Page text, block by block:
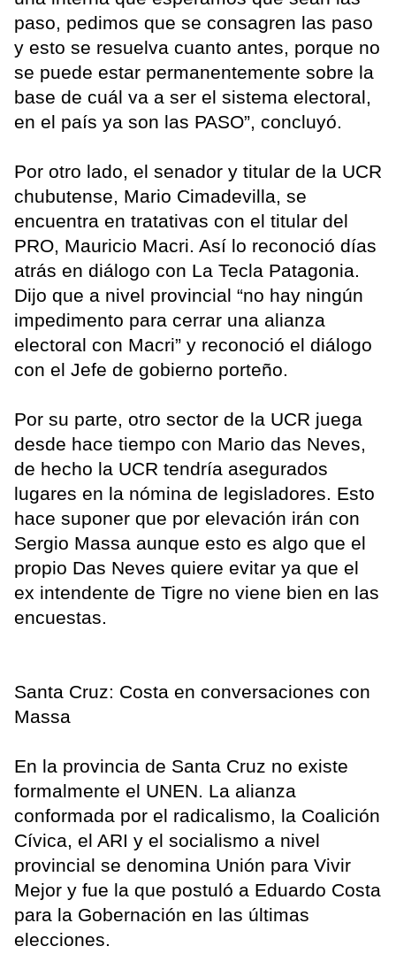
paso, pedimos que se consagren las paso
y esto se resuelva cuanto antes, porque no
se puede estar permanentemente sobre la
base de cuál va a ser el sistema electoral,
en el país ya son las PASO”, concluyó.
Por otro lado, el senador y titular de la UCR
chubutense, Mario Cimadevilla, se
encuentra en tratativas con el titular del
PRO, Mauricio Macri. Así lo reconoció días
atrás en diálogo con La Tecla Patagonia.
Dijo que a nivel provincial “no hay ningún
impedimento para cerrar una alianza
electoral con Macri” y reconoció el diálogo
con el Jefe de gobierno porteño.
Por su parte, otro sector de la UCR juega
desde hace tiempo con Mario das Neves,
de hecho la UCR tendría asegurados
lugares en la nómina de legisladores. Esto
hace suponer que por elevación irán con
Sergio Massa aunque esto es algo que el
propio Das Neves quiere evitar ya que el
ex intendente de Tigre no viene bien en las
encuestas.
Santa Cruz: Costa en conversaciones con
Massa
En la provincia de Santa Cruz no existe
formalmente el UNEN. La alianza
conformada por el radicalismo, la Coalición
Cívica, el ARI y el socialismo a nivel
provincial se denomina Unión para Vivir
Mejor y fue la que postuló a Eduardo Costa
para la Gobernación en las últimas
elecciones.